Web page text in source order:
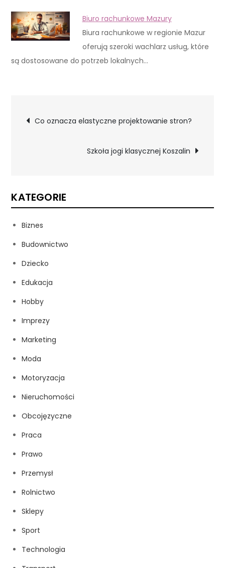
Biuro rachunkowe Mazury
Biura rachunkowe w regionie Mazur
oferują szeroki wachlarz usług, które
są dostosowane do potrzeb lokalnych…
Nawigacja
wpisu
Co oznacza elastyczne projektowanie stron?
Szkoła jogi klasycznej Koszalin
KATEGORIE
Biznes
Budownictwo
Dziecko
Edukacja
Hobby
Imprezy
Marketing
Moda
Motoryzacja
Nieruchomości
Obcojęzyczne
Praca
Prawo
Przemysł
Rolnictwo
Sklepy
Sport
Technologia